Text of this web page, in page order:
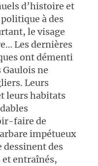
d’histoire et
à des
le visage
Les dernières
ont démenti
Gaulois ne
Leurs
leurs habitats
faire de
impétueux
dessinent des
entraînés,